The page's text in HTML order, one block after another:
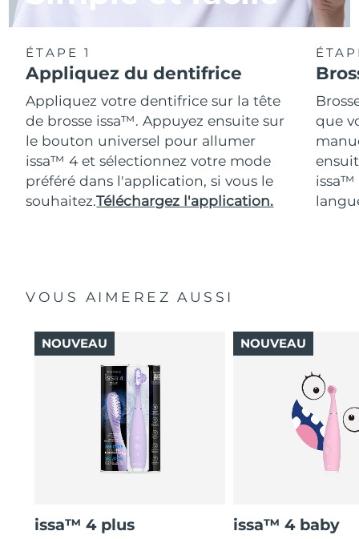
ÉTAPE 1
Appliquez du dentifrice
Appliquez votre dentifrice sur la tête
de brosse issa™. Appuyez ensuite sur
le bouton universel pour allumer
issa™ 4 et sélectionnez votre mode
préféré dans l'application, si vous le
souhaitez.Téléchargez l'application.
que
issa™
VOUS AIMEREZ AUSSI
issa™ 4 plus
NOUVEAU
issa™ 4 baby
NOUVEAU